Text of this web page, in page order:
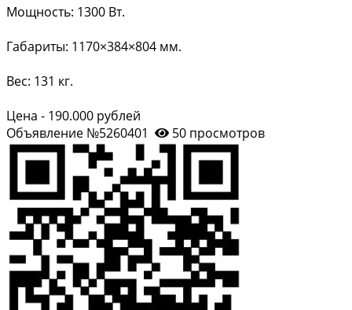
Мощность: 1300 Вт.
Габариты: 1170×384×804 мм.
Вес: 131 кг.
Цена - 190.000 рублей
Объявление №5260401
50 просмотров